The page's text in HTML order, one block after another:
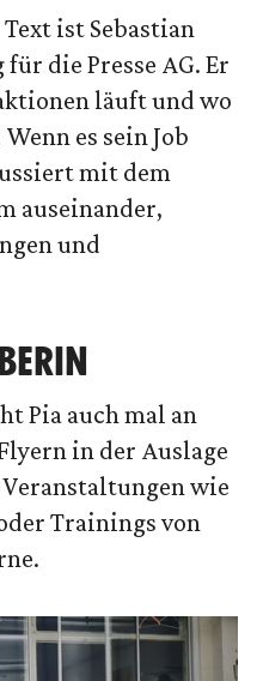
ist Sebastian
die Presse AG. Er
läuft und wo
es sein Job
mit dem
auseinander,
und
Pia auch mal an
in der Auslage
wie
Trainings von